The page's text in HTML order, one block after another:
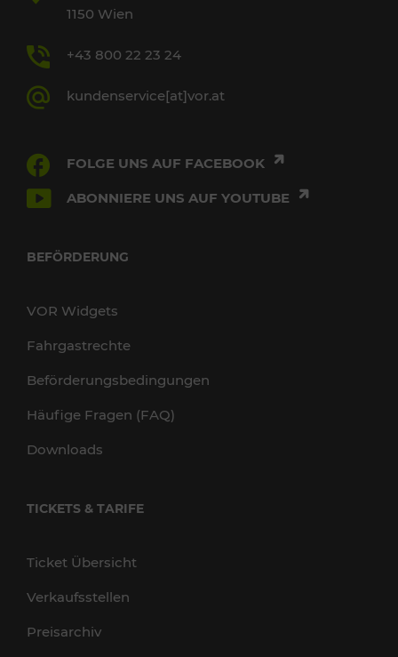
1150 Wien
+43 800 22 23 24
kundenservice[at]vor.at
FOLGE UNS AUF FACEBOOK
ABONNIERE UNS AUF YOUTUBE
BEFÖRDERUNG
VOR Widgets
Fahrgastrechte
Beförderungsbedingungen
Häufige Fragen (FAQ)
Downloads
TICKETS & TARIFE
Ticket Übersicht
Verkaufsstellen
Preisarchiv